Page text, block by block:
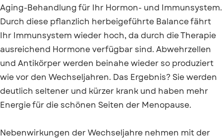
Aging-Behandlung für Ihr Hormon- und Immunsystem.
Durch diese pflanzlich herbeigeführte Balance fährt
Ihr Immunsystem wieder hoch, da durch die Therapie
ausreichend Hormone verfügbar sind. Abwehrzellen
und Antikörper werden beinahe wieder so produziert
wie vor den Wechseljahren. Das Ergebnis? Sie werden
deutlich seltener und kürzer krank und haben mehr
Energie für die schönen Seiten der Menopause.
Nebenwirkungen der Wechseljahre nehmen mit der